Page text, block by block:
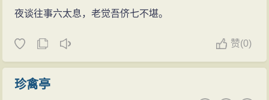
夜谈往事六太息，老觉吾侪七不堪。
赞(0)
珍禽亭